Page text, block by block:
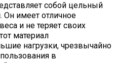
собой цельный
Он имеет отличное
и не теряет своих
материал
нагрузки, чрезвычайно
в